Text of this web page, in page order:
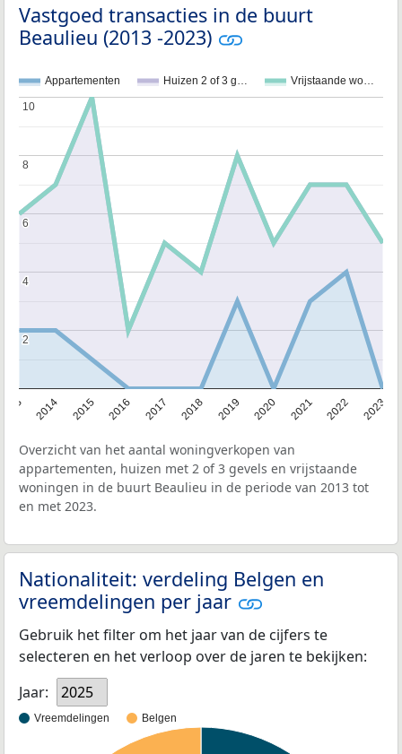
Vastgoed transacties in de buurt
Beaulieu (2013 -2023)
Appartementen Huizen 2 of 3 g… Vrijstaande wo…
2014 2015 2016 2017 2018 2019 2020 2021 2022 2023
2
2
4
4
6
6
8
8
10
10
Overzicht van het aantal woningverkopen van
appartementen, huizen met 2 of 3 gevels en vrijstaande
woningen in de buurt Beaulieu in de periode van 2013 tot
en met 2023.
Nationaliteit: verdeling Belgen en
vreemdelingen per jaar
Gebruik het filter om het jaar van de cijfers te
selecteren en het verloop over de jaren te bekijken:
Jaar:
2025
Vreemdelingen Belgen